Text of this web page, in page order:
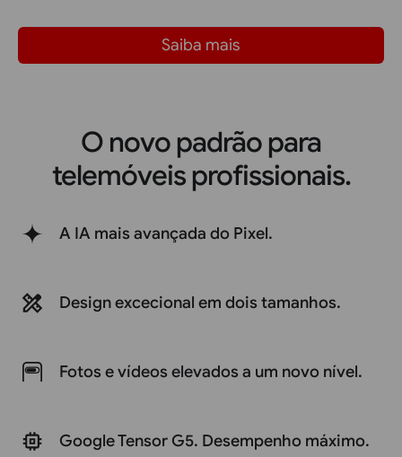
Saiba mais
O novo padrão para
telemóveis profissionais.
A IA mais avançada do Pixel.
Design excecional em dois tamanhos.
Fotos e vídeos elevados a um novo nível.
Google Tensor G5. Desempenho máximo.